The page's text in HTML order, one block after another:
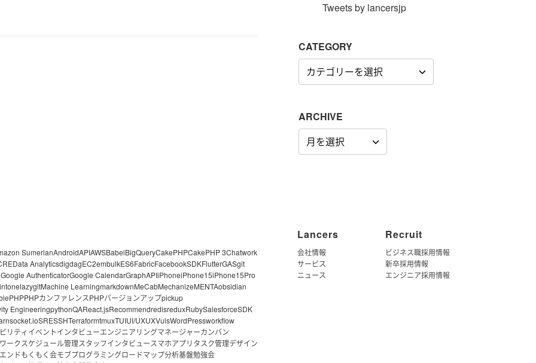
Tweets by lancersjp
CATEGORY
CATEGORY
ARCHIVE
ARCHIVE
SumerianAndroidAPIAWSBabelBigQueryCakePHPCakePHP 3Chatwork
Data AnalyticsdigdagEC2embulkES6FabricFacebookSDKFlutterGASgit
Google AuthenticatorGoogle CalendarGraphAPIiPhoneiPhone15iPhone15Pro
lazygitMachine LearningmarkdownMeCabMechanizeMENTAobsidian
PHPPHPカンファレンスPHPバージョンアップpickup
EngineeringpythonQAReact.jsRecommendredisreduxRubySalesforceSDK
socket.ioSRESSHTerraformtmuxTUIUI/UXUXVulsWordPressworkflow
リティ イベントインタビューエンジニアリングマネージャーカンバン
ークスケジュール管理スタッフインタビュースマホアプリタスク管理デザイン
ンドもくもく会モブプログラミングロードマップ分析基盤勉強会
Lancers
会社情報
サービス
ニュース
Recruit
ビジネス職採用情報
新卒採用情報
エンジニア採用情報